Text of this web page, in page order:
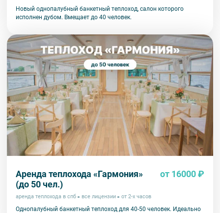
Новый однопалубный банкетный теплоход, салон которого
исполнен дубом. Вмещает до 40 человек.
Аренда теплохода «Гармония»
(до 50 чел.)
от 16000 ₽
аренда теплохода в спб все лицензии от 2-х часов
Однопалубный банкетный теплоход для 40-50 человек. Идеально